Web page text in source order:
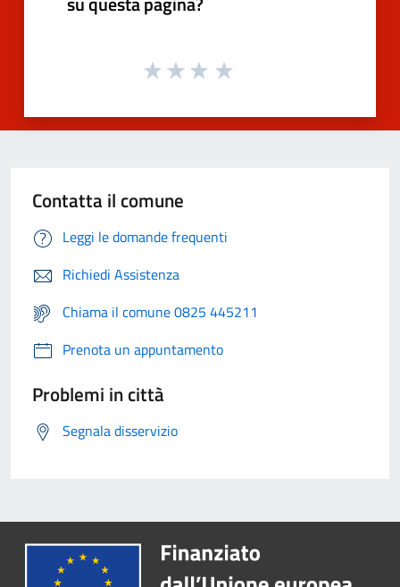
Contatta il comune
Leggi le domande frequenti
Richiedi Assistenza
Chiama il comune 0825 445211
Prenota un appuntamento
Problemi in città
Segnala disservizio